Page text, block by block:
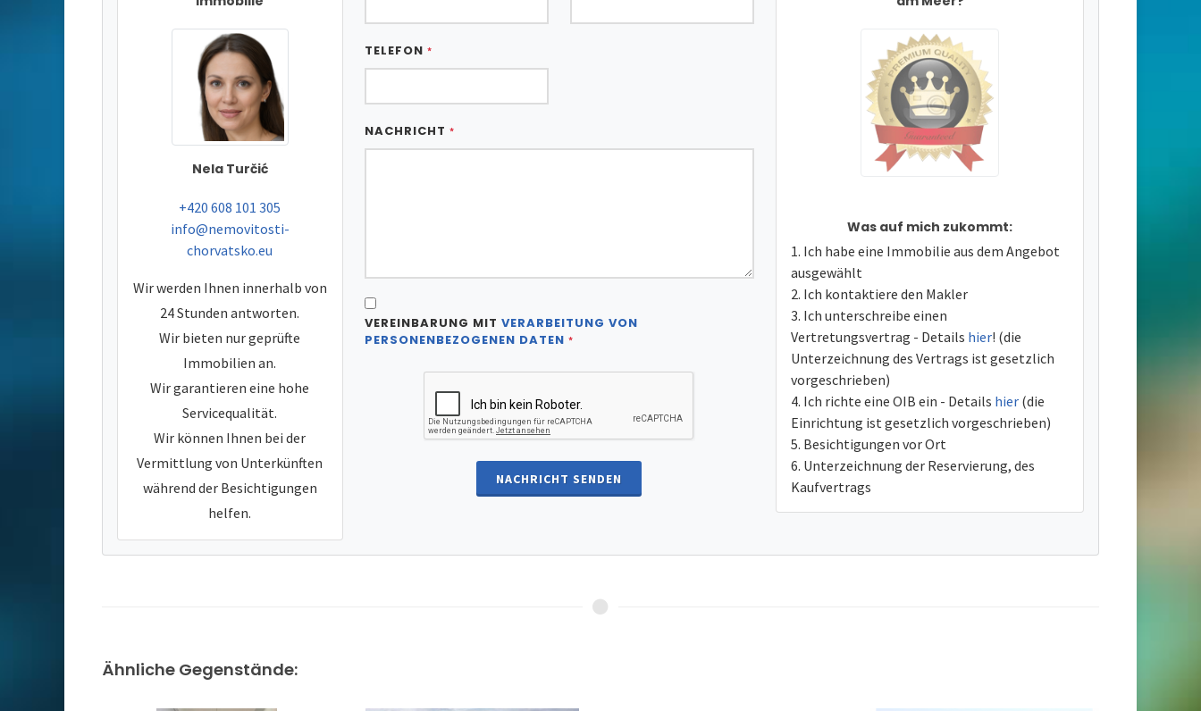
Nela Turčić
tel:
+420 608 101 305
e-mail:
info@nemovitosti-
chorvatsko.eu
Wir werden Ihnen innerhalb von
24 Stunden antworten.
Wir bieten nur geprüfte
Immobilien an.
Wir garantieren eine hohe
Servicequalität.
Wir können Ihnen bei der
Vermittlung von Unterkünften
während der Besichtigungen
helfen.
TELEFON *
NACHRICHT *
VEREINBARUNG MIT VERARBEITUNG VON
PERSONENBEZOGENEN DATEN *
NACHRICHT SENDEN
Was auf mich zukommt:
Ich habe eine Immobilie aus dem Angebot
ausgewählt
Ich kontaktiere den Makler
Ich unterschreibe einen
Vertretungsvertrag - Details hier! (die
Unterzeichnung des Vertrags ist gesetzlich
vorgeschrieben)
Ich richte eine OIB ein - Details hier (die
Einrichtung ist gesetzlich vorgeschrieben)
Besichtigungen vor Ort
Unterzeichnung der Reservierung, des
Kaufvertrags
Ähnliche Gegenstände: